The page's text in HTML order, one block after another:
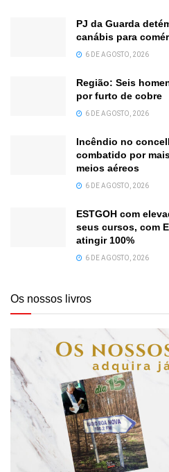
PJ da Guarda
canábis para
6 DE AGOSTO, 2026
Região: Seis
por furto de cobre
6 DE AGOSTO, 2026
Incêndio no
combatido por
meios aéreos
6 DE AGOSTO, 2026
ESTGOH com
seus cursos, com
atingir 100%
6 DE AGOSTO, 2026
Os nossos livros